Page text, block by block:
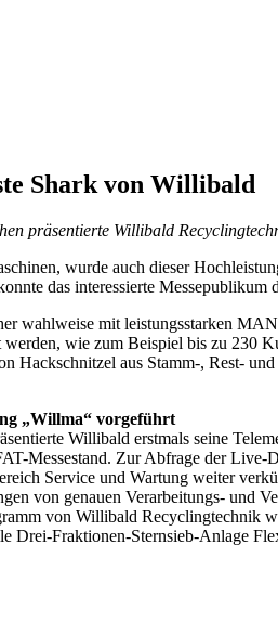
Shark von Willibald
präsentierte Willibald
wurde auch dieser
das interessierte
wahlweise mit leistungsstarken
werden, wie zum Beispiel bis zu 230
Hackschnitzel aus Stamm-, Rest-
„Willma“ vorgeführt
Willibald erstmals seine
Messestand. Zur Abfrage der
Service und Wartung weiter
von genauen Verarbeitungs- und
von Willibald Recyclingtechnik
Drei-Fraktionen-Sternsieb-Anlage